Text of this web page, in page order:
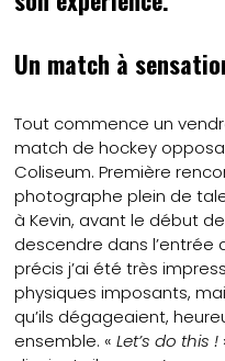
Un match à
Tout commence un
match de hockey
Coliseum. Première
photographe plein de
à Kevin, avant le début
descendre dans l’entrée
précis j’ai été très
physiques imposants,
qu’ils dégageaient,
ensemble. «Let’s do this !